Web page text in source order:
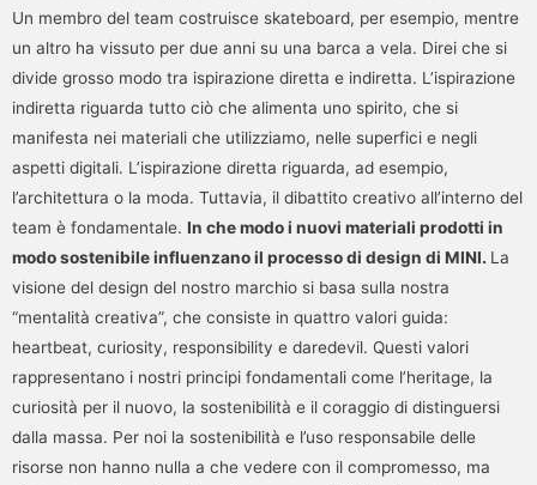
Un membro del team costruisce skateboard, per esempio, mentre
un altro ha vissuto per due anni su una barca a vela. Direi che si
divide grosso modo tra ispirazione diretta e indiretta. L’ispirazione
indiretta riguarda tutto ciò che alimenta uno spirito, che si
manifesta nei materiali che utilizziamo, nelle superfici e negli
aspetti digitali. L’ispirazione diretta riguarda, ad esempio,
l’architettura o la moda. Tuttavia, il dibattito creativo all’interno del
team è fondamentale. In che modo i nuovi materiali prodotti in
modo sostenibile influenzano il processo di design di MINI. La
visione del design del nostro marchio si basa sulla nostra
“mentalità creativa”, che consiste in quattro valori guida:
heartbeat, curiosity, responsibility e daredevil. Questi valori
rappresentano i nostri principi fondamentali come l’heritage, la
curiosità per il nuovo, la sostenibilità e il coraggio di distinguersi
dalla massa. Per noi la sostenibilità e l’uso responsabile delle
risorse non hanno nulla a che vedere con il compromesso, ma